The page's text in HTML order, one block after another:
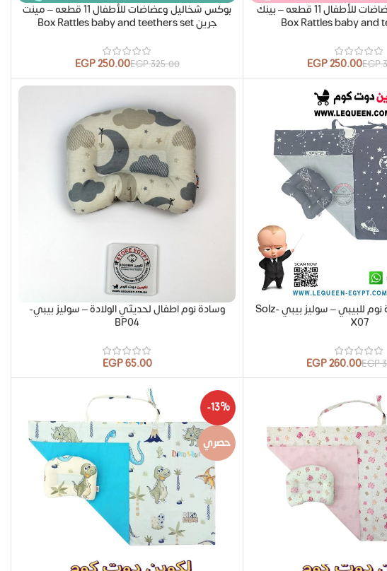
بوكس شخاليل وعضاضات للأطفال 11 قطعه – بينك
Box Rattles baby and
EGP
250.00
EGP
بوكس شخاليل وعضاضات للأطفال 11 قطعه – مينت
جرين Box Rattles baby and teethers set
325.00
EGP
250.00
EGP
ساتر رضاعه + مخدة نوم للبيبي – سوليز بيبي Solz-
X07
EGP
260.00
EGP
وسادة نوم اطفال لحديثي الولادة – سوليز بيبي-
BP04
EGP
-13%
حصري